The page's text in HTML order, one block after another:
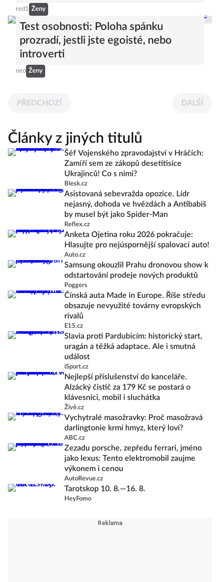
red1 Ženy
Test osobnosti: Poloha spánku
prozradí, jestli jste egoisté, nebo
introverti
neo Ženy
PŘEDCHOZÍ DALŠÍ
Články z jiných titulů
Šéf Vojenského zpravodajství v Hráčích:
Zamíří sem ze zákopů desetitisíce
Ukrajinců! Co s nimi?
Blesk.cz
Asistovaná sebevražda opozice. Lídr
nejasný, dohoda ve hvězdách a Antibabiš
by musel být jako Spider-Man
Reflex.cz
Anketa Ojetina roku 2026 pokračuje:
Hlasujte pro nejúspornější spalovací auto!
Auto.cz
Samsung okouzlil Prahu dronovou show k
odstartování prodeje nových produktů
Poggers
Čínská auta Made in Europe. Říše středu
obsazuje nevyužité továrny evropských
rivalů
E15.cz
Slavia proti Pardubicím: historický start,
uragán a těžká adaptace. Ale i smutná
událost
iSport.cz
Nejlepší příslušenství do kanceláře.
Alzácký čistič za 179 Kč se postará o
klávesnici, mobil i sluchátka
Živě.cz
Vychytralé masožravky: Proč masožravá
darlingtonie krmí hmyz, který loví?
ABC.cz
Zezadu porsche, zepředu ferrari, jméno
jako lexus: Tento elektromobil zaujme
výkonem i cenou
AutoRevue.cz
Tarotskop 10. 8.—16. 8.
HeyFomo